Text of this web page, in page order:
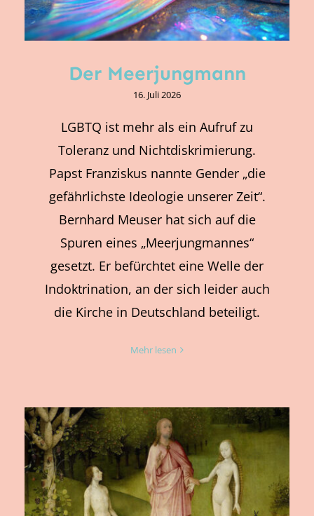
Der Meerjungmann
16. Juli 2026
LGBTQ ist mehr als ein Aufruf zu
Toleranz und Nichtdiskrimierung.
Papst Franziskus nannte Gender „die
gefährlichste Ideologie unserer Zeit“.
Bernhard Meuser hat sich auf die
Spuren eines „Meerjungmannes“
gesetzt. Er befürchtet eine Welle der
Indoktrination, an der sich leider auch
die Kirche in Deutschland beteiligt.
Mehr lesen